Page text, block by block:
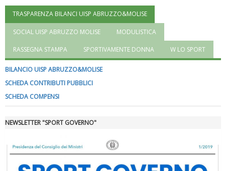
"Superare gli ostacoli": la relazione di Tiziano Pesce al CN Uisp
Luglio 2026: "Pensando con i piedi, si possono fare le
rivoluzioni"
TRASPARENZA BILANCI UISP ABRUZZO&MOLISE
SOCIAL UISP ABRUZZO MOLISE MODULISTICA
RASSEGNA STAMPA SPORTIVAMENTE DONNA W LO SPORT
BILANCIO UISP ABRUZZO&MOLISE
SCHEDA CONTRIBUTI PUBBLICI
SCHEDA COMPENSI
NEWSLETTER "SPORT GOVERNO"